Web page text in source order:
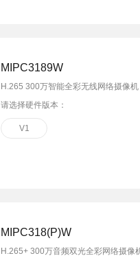
MIPC3189W
H.265 300万智能全彩无线网络摄像机
请选择硬件版本：
V1
MIPC318(P)W
H.265+ 300万音频双光全彩网络摄像